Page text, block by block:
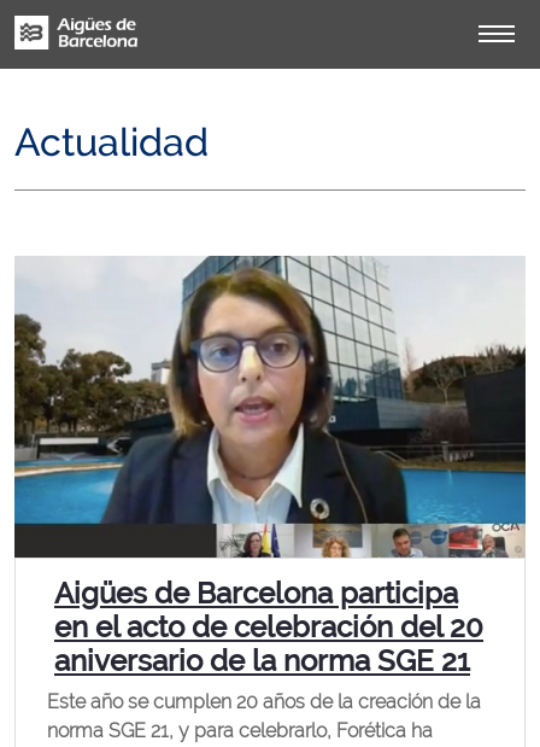
Actualidad
Aigües de Barcelona participa
en el acto de celebración del 20
aniversario de la norma SGE 21
Este año se cumplen 20 años de la creación de la
norma SGE 21, y para celebrarlo, Forética ha